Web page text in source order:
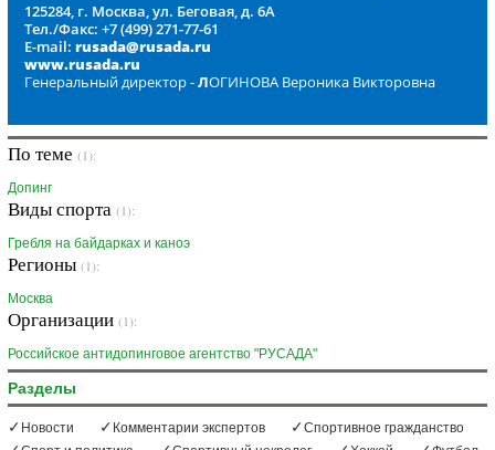
125284, г. Москва, ул. Беговая, д. 6А
Тел./Факс: +7 (499) 271-77-61
E-mail: rusada@rusada.ru
www.rusada.ru
Генеральный директор -ЛОГИНОВА Вероника Викторовна
По теме (1):
Допинг
Виды спорта (1):
Гребля на байдарках и каноэ
Регионы (1):
Москва
Организации (1):
Российское антидопинговое агентство "РУСАДА"
Разделы
Новости Комментарии экспертов
Спортивное гражданство